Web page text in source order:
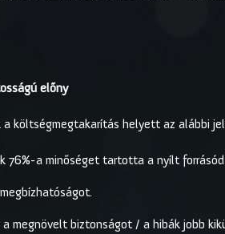
előny
költségmegtakarítás helyett az alábbi
76%-a minőséget tartotta a nyílt
megnövelt biztonságot / a hibák jobb